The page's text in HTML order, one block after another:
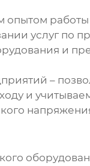
работы
услуг по
и
–
и